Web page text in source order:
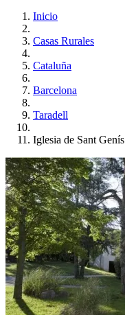
Inicio
Casas Rurales
Cataluña
Barcelona
Taradell
Iglesia de Sant Genís